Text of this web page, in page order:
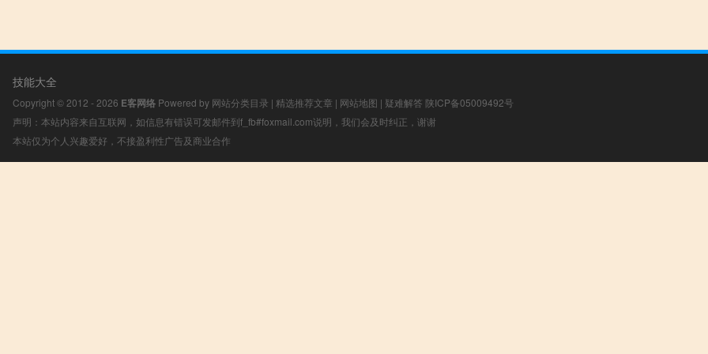
技能大全
Copyright © 2012 - 2026 E客网络 Powered by 网站分类目录 | 精选推荐文章 | 网站地图 | 疑难解答 陕ICP备05009492号
声明：本站内容来自互联网，如信息有错误可发邮件到f_fb#foxmail.com说明，我们会及时纠正，谢谢
本站仅为个人兴趣爱好，不接盈利性广告及商业合作